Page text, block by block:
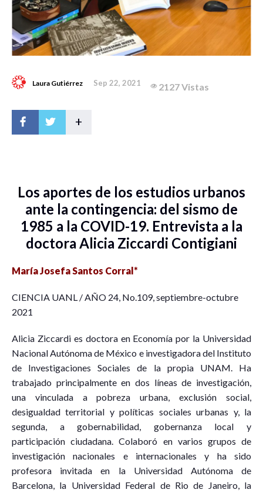
Laura Gutiérrez Sep 22, 2021 2127 Vistas
+
Los aportes de los estudios urbanos
ante la contingencia: del sismo de
1985 a la COVID-19. Entrevista a la
doctora Alicia Ziccardi Contigiani
María Josefa Santos Corral*
CIENCIA UANL / AÑO 24, No.109, septiembre-octubre
2021
Alicia Ziccardi es doctora en Economía por la Universidad
Nacional Autónoma de México e investigadora del Instituto
de Investigaciones Sociales de la propia UNAM. Ha
trabajado principalmente en dos líneas de investigación,
una vinculada a pobreza urbana, exclusión social,
desigualdad territorial y políticas sociales urbanas y, la
segunda, a gobernabilidad, gobernanza local y
participación ciudadana. Colaboró en varios grupos de
investigación nacionales e internacionales y ha sido
profesora invitada en la Universidad Autónoma de
Barcelona, la Universidad Federal de Rio de Janeiro, la